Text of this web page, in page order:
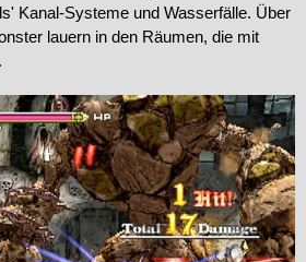
Kanal-Systeme und Wasserfälle. Über
lauern in den Räumen, die mit